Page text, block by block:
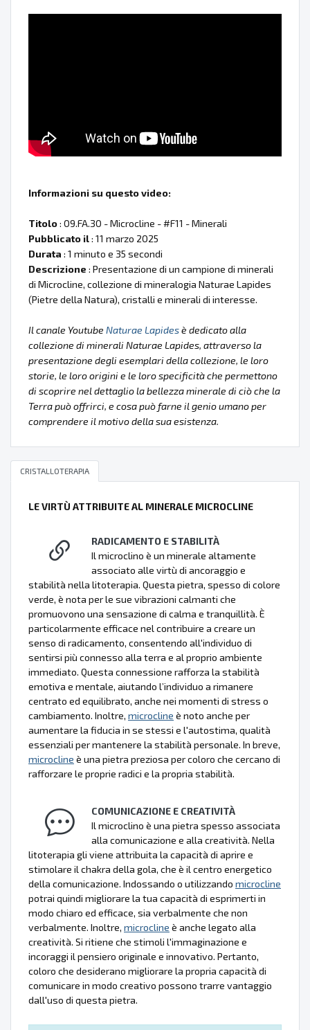
Informazioni su questo video:
Titolo: 09.FA.30 - Microcline - #F11 - Minerali
Pubblicato il: 11 marzo 2025
Durata : 1 minuto e 35 secondi
Descrizione : Presentazione di un campione di minerali
di Microcline, collezione di mineralogia Naturae Lapides
(Pietre della Natura), cristalli e minerali di interesse.
Il canale Youtube Naturae Lapidesè dedicato alla
collezione di minerali Naturae Lapides, attraverso la
presentazione degli esemplari della collezione, le loro
storie, le loro origini e le loro specificità che permettono
di scoprire nel dettaglio la bellezza minerale di ciò che la
Terra può offrirci, e cosa può farne il genio umano per
comprendere il motivo della sua esistenza.
CRISTALLOTERAPIA
LE VIRTÙ ATTRIBUITE AL MINERALE MICROCLINE
RADICAMENTO E STABILITÀ
Il microclino è un minerale altamente
associato alle virtù di ancoraggio e
stabilità nella litoterapia. Questa pietra, spesso di colore
verde, è nota per le sue vibrazioni calmanti che
promuovono una sensazione di calma e tranquillità. È
particolarmente efficace nel contribuire a creare un
senso di radicamento, consentendo all'individuo di
sentirsi più connesso alla terra e al proprio ambiente
immediato. Questa connessione rafforza la stabilità
emotiva e mentale, aiutando l’individuo a rimanere
centrato ed equilibrato, anche nei momenti di stress o
cambiamento. Inoltre, microcline è noto anche per
aumentare la fiducia in se stessi e l'autostima, qualità
essenziali per mantenere la stabilità personale. In breve,
microcline è una pietra preziosa per coloro che cercano di
rafforzare le proprie radici e la propria stabilità.
COMUNICAZIONE E CREATIVITÀ
Il microclino è una pietra spesso associata
alla comunicazione e alla creatività. Nella
litoterapia gli viene attribuita la capacità di aprire e
stimolare il chakra della gola, che è il centro energetico
della comunicazione. Indossando o utilizzando microcline
potrai quindi migliorare la tua capacità di esprimerti in
modo chiaro ed efficace, sia verbalmente che non
verbalmente. Inoltre, microcline è anche legato alla
creatività. Si ritiene che stimoli l'immaginazione e
incoraggi il pensiero originale e innovativo. Pertanto,
coloro che desiderano migliorare la propria capacità di
comunicare in modo creativo possono trarre vantaggio
dall'uso di questa pietra.